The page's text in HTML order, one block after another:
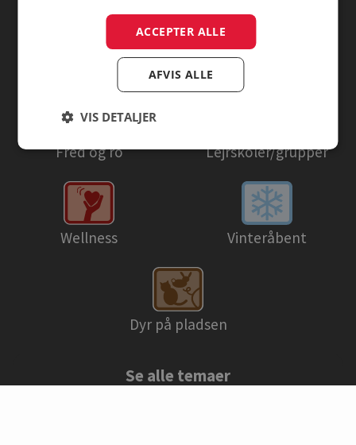
Find campingpladser ud fra
temaer
Fred og ro Lejrskoler/grupper
Wellness Vinteråbent
Dyr på pladsen
Se alle temaer
ACCEPTER ALLE
AFVIS ALLE
VIS DETALJER